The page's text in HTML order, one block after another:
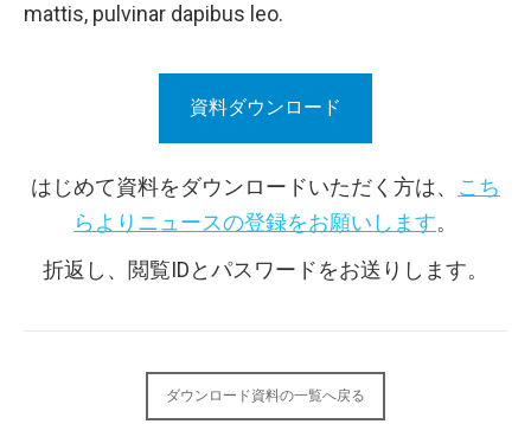
mattis, pulvinar dapibus leo.
資料ダウンロード
はじめて資料をダウンロードいただく方は、 こち
らよりニュースの登録をお願いします。
折返し、閲覧IDとパスワードをお送りします。
ダウンロード資料の一覧へ戻る